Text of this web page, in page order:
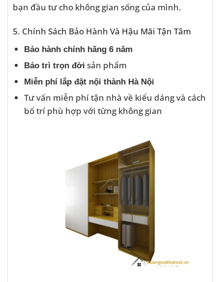
bạn đầu tư cho không gian sống của mình.
5. Chính Sách Bảo Hành Và Hậu Mãi Tận Tâm
Bảo hành chính hãng 6 năm
Bảo trì trọn đời sản phẩm
Miễn phí lắp đặt nội thành Hà Nội
Tư vấn miễn phí tận nhà về kiểu dáng và cách
bố trí phù hợp với từng không gian